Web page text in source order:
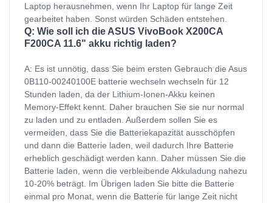
Laptop herausnehmen, wenn Ihr Laptop für lange Zeit
gearbeitet haben. Sonst würden Schäden entstehen.
Q: Wie soll ich die ASUS VivoBook X200CA
F200CA 11.6" akku richtig laden?
A: Es ist unnötig, dass Sie beim ersten Gebrauch die Asus
0B110-00240100E batterie wechseln wechseln für 12
Stunden laden, da der Lithium-Ionen-Akku keinen
Memory-Effekt kennt. Daher brauchen Sie sie nur normal
zu laden und zu entladen. Außerdem sollen Sie es
vermeiden, dass Sie die Batteriekapazität ausschöpfen
und dann die Batterie laden, weil dadurch Ihre Batterie
erheblich geschädigt werden kann. Daher müssen Sie die
Batterie laden, wenn die verbleibende Akkuladung nahezu
10-20% beträgt. Im Übrigen laden Sie bitte die Batterie
einmal pro Monat, wenn die Batterie für lange Zeit nicht